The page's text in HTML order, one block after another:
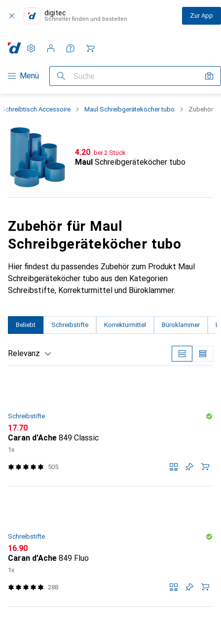
digitec
Schneller finden und bestellen Zur App
Navigation nach Kategorien
Menü Suche
Einstellungen
Kundenkonto
Vergleichslisten
Merklisten
Warenkorb
Schreibtisch Accessoire Maul Schreibgeräteköcher tubo Zubehör
CHF
4.20 bei 2 Stück
Maul Schreibgeräteköcher tubo
Zubehör für Maul
Schreibgeräteköcher tubo
Hier findest du passendes Zubehör zum Produkt Maul
Schreibgeräteköcher tubo aus den Kategorien
Schreibstifte, Korrekturmittel und Büroklammer.
Beliebt Schreibstifte Korrekturmittel Büroklammer
Relevanz
Schreibstifte
CHF
17.70
Caran d'Ache 849 Classic
1x
505
Schreibstifte
CHF
16.90
Caran d'Ache 849 Fluo
1x
288